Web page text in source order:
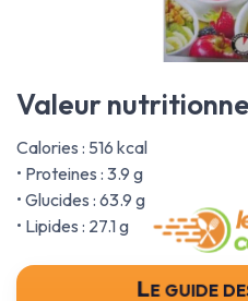
Valeur
Calories : 516 kcal
• Proteines : 3.9 g
• Glucides : 63.9 g
• Lipides : 27.1 g
Le guide